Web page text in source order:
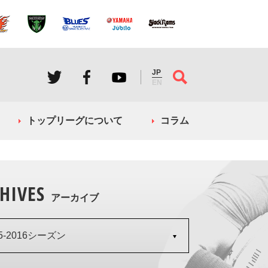
JP
EN
トップリーグについて コラム
アーカイブ
2016シーズン